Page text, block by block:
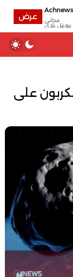
على
Achnews
مجانى
بلاي
عرض